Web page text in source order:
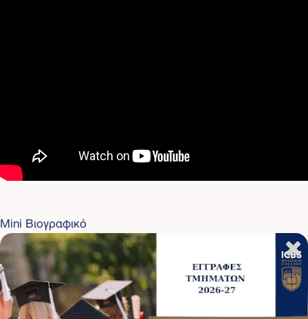
Mini Βιογραφικό
Ο
ΚυριάκοςΚελίδης,είναι κάτοχος
, B.A.
in Finance and Business Administration, B.Sc in
Mechanical & Petrochemical Engineering, IASSC
Yellow
Belt™ .